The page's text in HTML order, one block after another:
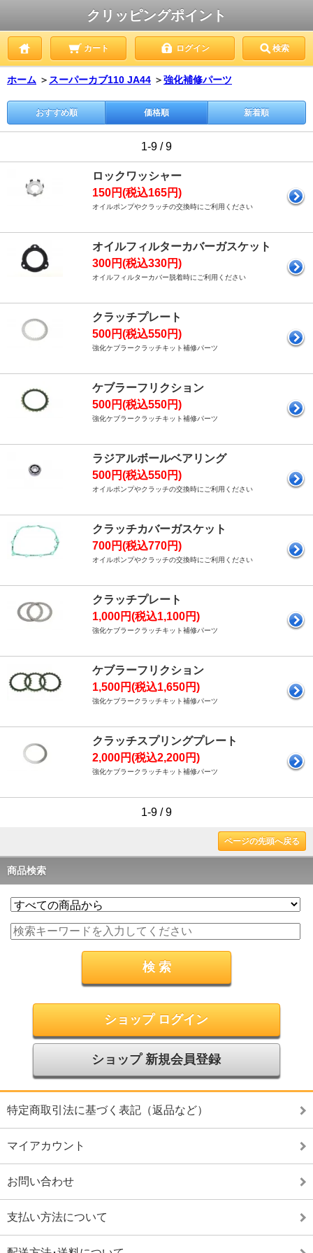
クリッピングポイント
カート ログイン 検索
ホーム ＞ スーパーカブ110 JA44 ＞強化補修パーツ
おすすめ順 価格順 新着順
1-9 / 9
ロックワッシャー
150円(税込165円)
オイルポンプやクラッチの交換時にご利用ください
オイルフィルターカバーガスケット
300円(税込330円)
オイルフィルターカバー脱着時にご利用ください
クラッチプレート
500円(税込550円)
強化ケブラークラッチキット補修パーツ
ケブラーフリクション
500円(税込550円)
強化ケブラークラッチキット補修パーツ
ラジアルボールベアリング
500円(税込550円)
オイルポンプやクラッチの交換時にご利用ください
クラッチカバーガスケット
700円(税込770円)
オイルポンプやクラッチの交換時にご利用ください
クラッチプレート
1,000円(税込1,100円)
強化ケブラークラッチキット補修パーツ
ケブラーフリクション
1,500円(税込1,650円)
強化ケブラークラッチキット補修パーツ
クラッチスプリングプレート
2,000円(税込2,200円)
強化ケブラークラッチキット補修パーツ
1-9 / 9
ページの先頭へ戻る
商品検索
ショップ ログイン
ショップ 新規会員登録
特定商取引法に基づく表記（返品など）
マイアカウント
お問い合わせ
支払い方法について